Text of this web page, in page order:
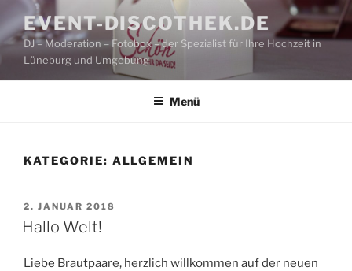
Inhalt
springen
EVENT-DISCOTHEK.DE
DJ – Moderation – Fotobox – der Spezialist für Ihre Hochzeit in
Lüneburg und Umgebung
Menü
KATEGORIE: ALLGEMEIN
VERÖFFENTLICHT
AM
2. JANUAR 2018
Hallo Welt!
Liebe Brautpaare, herzlich willkommen auf der neuen